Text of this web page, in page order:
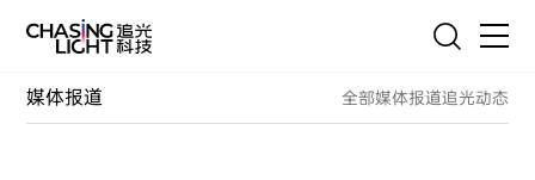
首页
联系我们
媒体报道 全部媒体报道追光动态